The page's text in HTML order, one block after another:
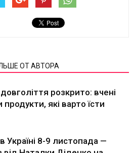
ОТ АВТОРА
розкрито: вчені
продукти, які варто їсти
Україні 8-9 листопада —